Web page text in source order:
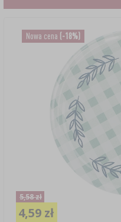
Nowa cena (-18%)
5,58 zł
4,59 zł